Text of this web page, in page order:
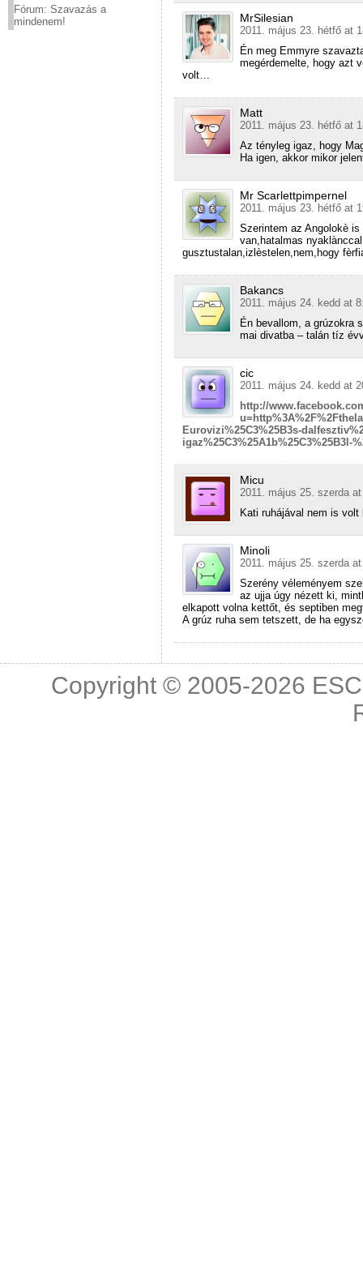
Fórum: Szavazás a
mindenem!
MrSilesian
2011. május 23. hétfő at
Én meg Emmyre
megérdemelte, hogy azt
volt…
Matt
2011. május 23. hétfő at
Az tényleg igaz, hogy
Ha igen, akkor mikor
Mr Scarlettpimpernel
2011. május 23. hétfő at
Szerintem az Angolokè
van,hatalmas
gusztustalan,izlèstelen,nem,hogy
Bakancs
2011. május 24. kedd at
Én bevallom, a grúzokra
mai divatba – talán tíz
cic
2011. május 24. kedd at
http://
Eurovizi%25C3%25B3s-
igaz%25C3%25A1b%25C3%25B3l-
Micu
2011. május 25. szerda at
Kati ruhájával nem is
Minoli
2011. május 25. szerda
Szerény véleményem
az ujja úgy nézett ki,
elkapott volna kettőt, és septiben
A grúz ruha sem tetszett, de ha
Copyright © 2005-2026